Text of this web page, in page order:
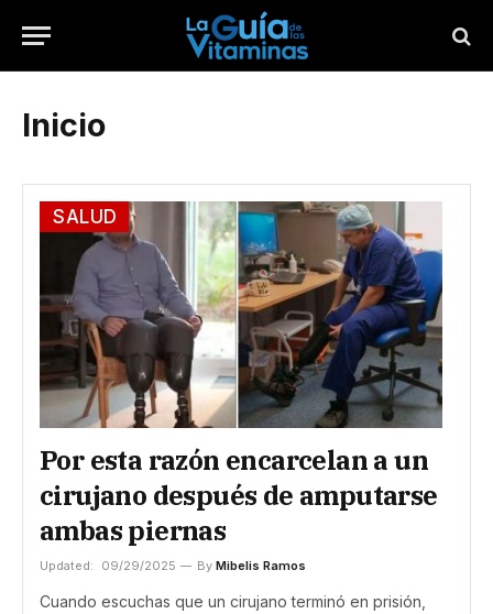
Inicio
SALUD
Por esta razón encarcelan a un
cirujano después de amputarse
ambas piernas
Updated: 09/29/2025 By Mibelis Ramos
Cuando escuchas que un cirujano terminó en prisión,